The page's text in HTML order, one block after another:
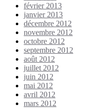
février 2013
janvier 2013
décembre 2012
novembre 2012
octobre 2012
septembre 2012
août 2012
juillet 2012
juin 2012
mai 2012
avril 2012
mars 2012